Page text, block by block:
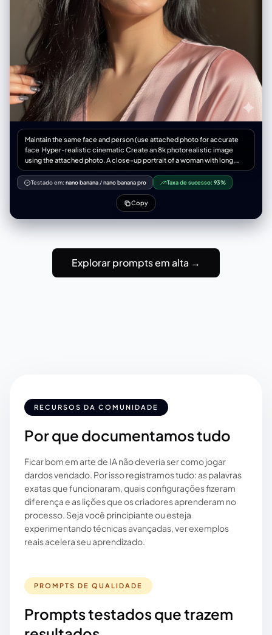
Maintain the same face and person (use attached photo for accurate
face ‎Hyper-realistic cinematic Create an 8k photorealistic image
using the attached photo. A close-up portrait of a woman with long,
jet-black, slightly wind-swept hair falling across her face. Her striking,
light-colored eyes gaze upwards and to the right, catching a sharp,
diagonal beam of natural light that illuminates the high points of her
cheekbone, nose, and plump, glossy, mauve-toned lips a slightly light
Testado em: nano banana/nano banana pro Taxa de sucesso: 93%
Copy
Explorar prompts em alta →
RECURSOS DA COMUNIDADE
Por que documentamos tudo
Ficar bom em arte de IA não deveria ser como jogar
dardos vendado. Por isso registramos tudo: as palavras
exatas que funcionaram, quais configurações fizeram
diferença e as lições que os criadores aprenderam no
processo. Seja você principiante ou esteja
experimentando técnicas avançadas, ver exemplos
reais acelera seu aprendizado.
PROMPTS DE QUALIDADE
Prompts testados que trazem